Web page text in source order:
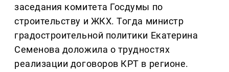
заседания комитета Госдумы по
строительству и ЖКХ. Тогда министр
градостроительной политики Екатерина
Семенова доложила о трудностях
реализации договоров КРТ в регионе.